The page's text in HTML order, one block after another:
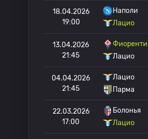
18.04.2026
19:00
Наполи
Лацио
13.04.2026
21:45
Лацио
04.04.2026
21:45
Лацио
Парма
22.03.2026
17:00
Болонья
Лацио